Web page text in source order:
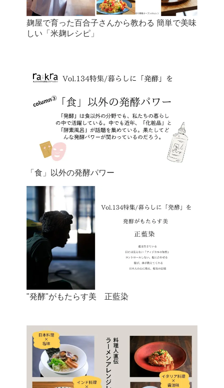
麹屋で育った百合子さんから教わる 簡単で美味
しい「米麹レシピ」
「食」以外の発酵パワー
"発酵"がもたらす美 正藍染